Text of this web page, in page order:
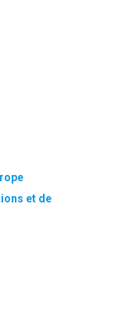
et de